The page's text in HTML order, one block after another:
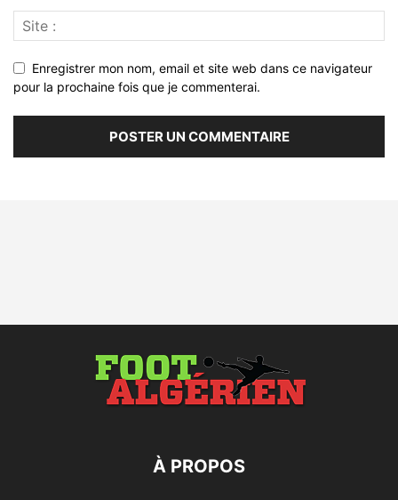
Enregistrer mon nom, email et site web dans ce navigateur
pour la prochaine fois que je commenterai.
À PROPOS